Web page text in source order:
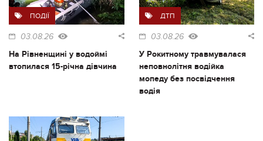
ПОДІЇ
03.08.26
На Рівненщині у водоймі
втопилася 15-річна дівчина
ДТП
03.08.26
У Рокитному травмувалася
неповнолітня водійка
мопеду без посвідчення
водія